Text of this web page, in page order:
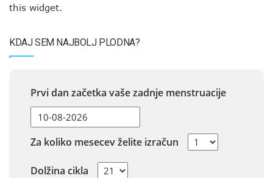
this widget.
KDAJ SEM NAJBOLJ PLODNA?
Prvi dan začetka vaše zadnje menstruacije
Za koliko mesecev želite izračun
Dolžina cikla